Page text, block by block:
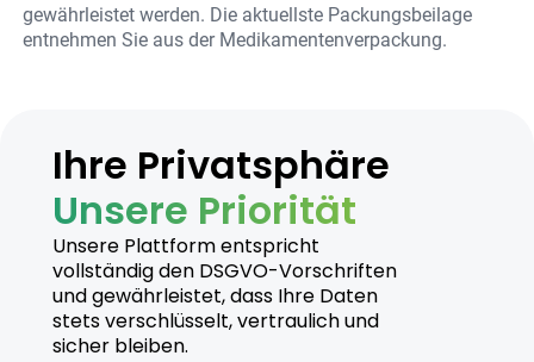
gewährleistet werden. Die aktuellste Packungsbeilage
entnehmen Sie aus der Medikamentenverpackung.
Ihre Privatsphäre
Unsere Priorität
Unsere Plattform entspricht
vollständig den DSGVO-Vorschriften
und gewährleistet, dass Ihre Daten
stets verschlüsselt, vertraulich und
sicher bleiben.